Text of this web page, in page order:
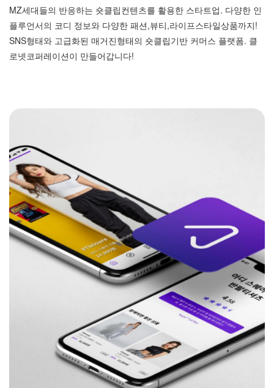
MZ세대들의 반응하는 숏클립컨텐츠를 활용한 스타트업. 다양한 인
플루언서의 코디 정보와 다양한 패션,뷰티,라이프스타일상품까지!
SNS형태와 고급화된 매거진형태의 숏클립기반 커머스 플랫폼. 클
로넷코퍼레이션이 만들어갑니다!